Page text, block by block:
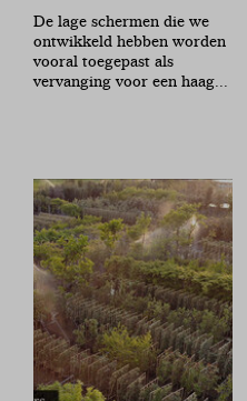
De lage schermen die we
ontwikkeld hebben worden
vooral toegepast als
vervanging voor een haag...